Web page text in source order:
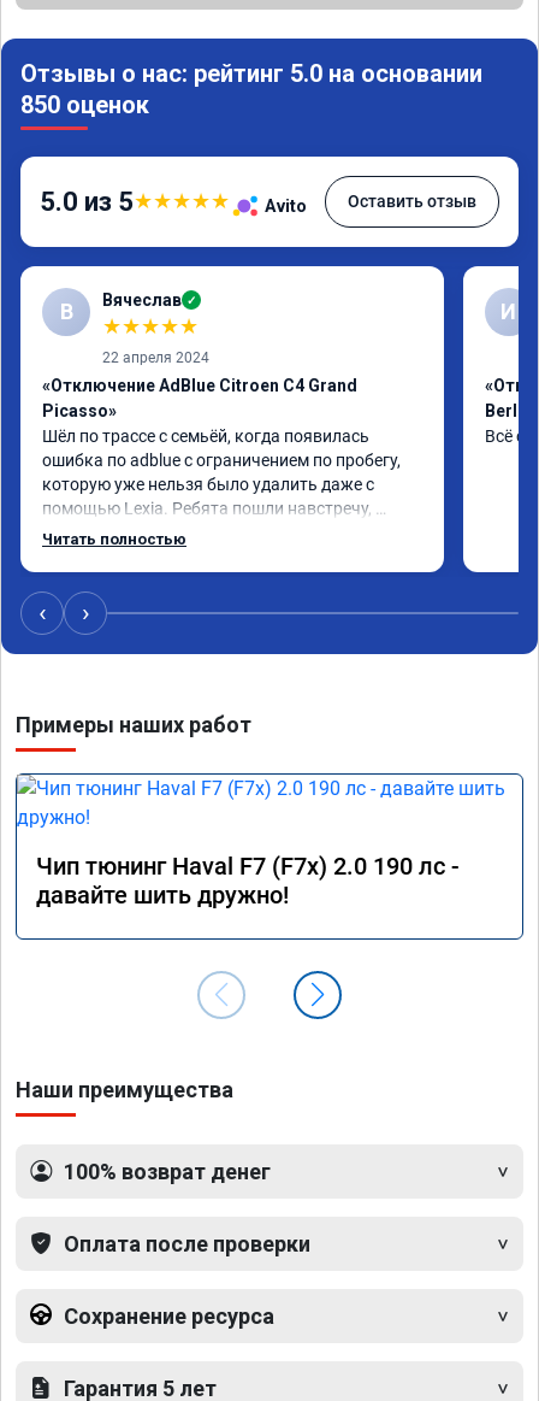
Отзывы о нас: рейтинг 5.0 на основании
850 оценок
5.0 из 5★★★★★ Avito Оставить отзыв
В Вячеслав ✓
★★★★★
22 апреля 2024
«Отключение AdBlue Citroen C4 Grand
Picasso»
Шёл по трассе с семьёй, когда появилась
ошибка по adblue с ограничением по пробегу,
которую уже нельзя было удалить даже с
помощью Lexia. Ребята пошли навстречу,
оперативно приняли и за час отшили как
Читать полностью
И
Всё
‹ ›
Примеры наших работ
Чип тюнинг Haval F7 (F7x) 2.0 190 лс -
давайте шить дружно!
Наши преимущества
100% возврат денег
Оплата после проверки
Сохранение ресурса
Гарантия 5 лет